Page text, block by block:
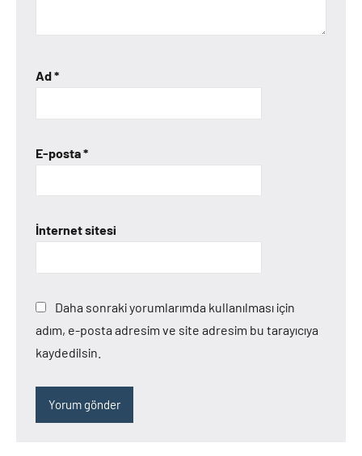
Ad*
E-posta*
İnternet sitesi
Daha sonraki yorumlarımda kullanılması için
adım, e-posta adresim ve site adresim bu tarayıcıya
kaydedilsin.